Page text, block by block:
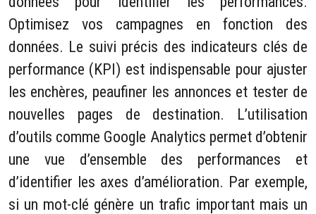
Optimisez vos campagnes en fonction des
données. Le suivi précis des indicateurs clés de
performance (KPI) est indispensable pour ajuster
les enchères, peaufiner les annonces et tester de
nouvelles pages de destination. L’utilisation
d’outils comme Google Analytics permet d’obtenir
une vue d’ensemble des performances et
d’identifier les axes d’amélioration. Par exemple,
si un mot-clé génère un trafic important mais un